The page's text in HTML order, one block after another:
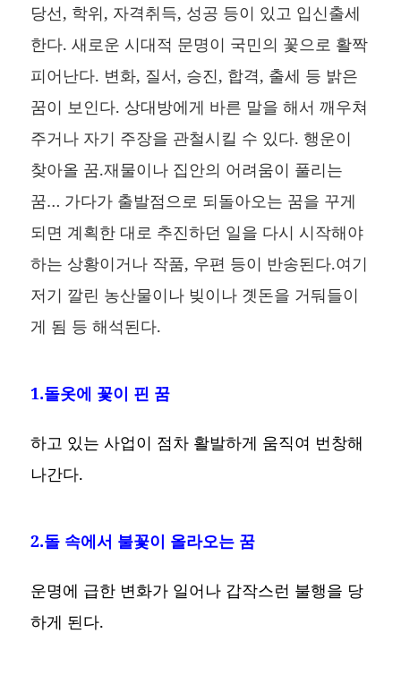
당선, 학위, 자격취득, 성공 등이 있고 입신출세
한다. 새로운 시대적 문명이 국민의 꽃으로 활짝
피어난다. 변화, 질서, 승진, 합격, 출세 등 밝은
꿈이 보인다. 상대방에게 바른 말을 해서 깨우쳐
주거나 자기 주장을 관철시킬 수 있다. 행운이
찾아올 꿈.재물이나 집안의 어려움이 풀리는
꿈… 가다가 출발점으로 되돌아오는 꿈을 꾸게
되면 계획한 대로 추진하던 일을 다시 시작해야
하는 상황이거나 작품, 우편 등이 반송된다.여기
저기 깔린 농산물이나 빚이나 곗돈을 거둬들이
게 됨 등 해석된다.
1.돌옷에 꽃이 핀 꿈
하고 있는 사업이 점차 활발하게 움직여 번창해
나간다.
2.돌 속에서 불꽃이 올라오는 꿈
운명에 급한 변화가 일어나 갑작스런 불행을 당
하게 된다.